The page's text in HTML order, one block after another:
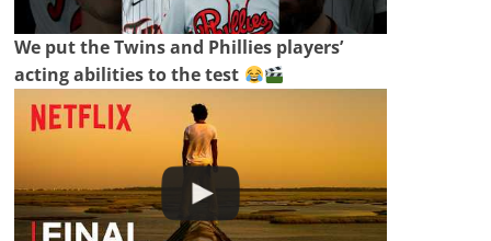
We put the Twins and Phillies players’
acting abilities to the test